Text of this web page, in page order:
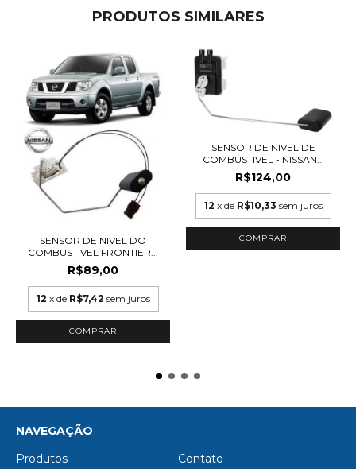
PRODUTOS SIMILARES
SENSOR DE NIVEL DO
COMBUSTIVEL FRONTIER...
R$89,00
12 x de R$7,42 sem juros
SENSOR DE NIVEL DE
COMBUSTIVEL - NISSAN...
R$124,00
12 x de R$10,33 sem juros
NAVEGAÇÃO
Produtos
Contato